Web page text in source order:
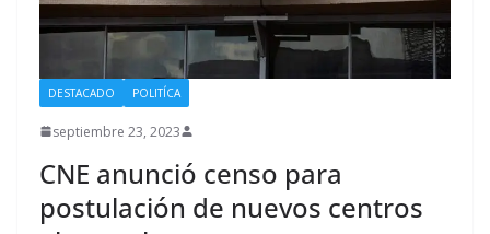
DESTACADO POLITÍCA
septiembre 23, 2023
CNE anunció censo para
postulación de nuevos centros